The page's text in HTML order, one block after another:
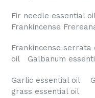
Fir needle essential
Frankincense
Frankincense
oil Galbanum
Garlic essential oil
grass essential oil